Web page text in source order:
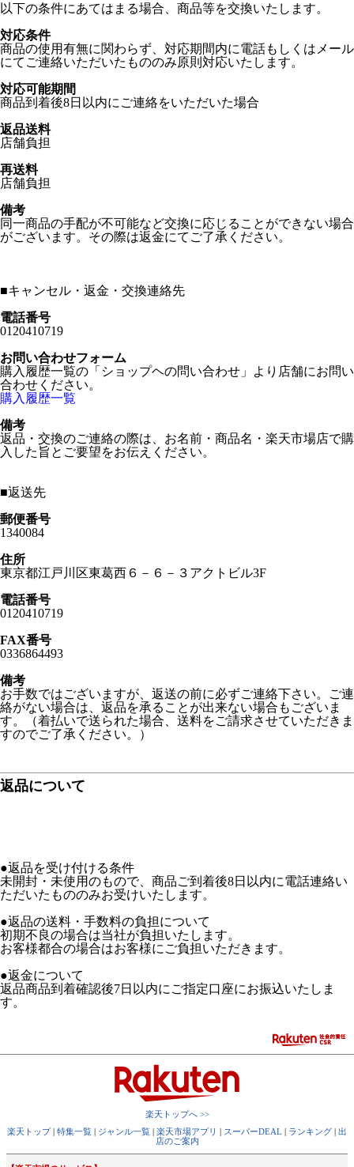
以下の条件にあてはまる場合、商品等を交換いたします。
対応条件
商品の使用有無に関わらず、対応期間内に電話もしくはメール
にてご連絡いただいたもののみ原則対応いたします。
対応可能期間
商品到着後8日以内にご連絡をいただいた場合
返品送料
店舗負担
再送料
店舗負担
備考
同一商品の手配が不可能など交換に応じることができない場合
がございます。その際は返金にてご了承ください。
■キャンセル・返金・交換連絡先
電話番号
0120410719
お問い合わせフォーム
購入履歴一覧の「ショップヘの問い合わせ」より店舗にお問い
合わせください。
購入履歴一覧
備考
返品・交換のご連絡の際は、お名前・商品名・楽天市場店で購
入した旨とご要望をお伝えください。
■返送先
郵便番号
1340084
住所
東京都江戸川区東葛西６－６－３アクトビル3F
電話番号
0120410719
FAX番号
0336864493
備考
お手数ではございますが、返送の前に必ずご連絡下さい。ご連
絡がない場合は、返品を承ることが出来ない場合もございま
す。（着払いで送られた場合、送料をご請求させていただきま
すのでご了承ください。）
返品について
●返品を受け付ける条件
未開封・未使用のもので、商品ご到着後8日以内に電話連絡い
ただいたもののみお受けいたします。
●返品の送料・手数料の負担について
初期不良の場合は当社が負担いたします。
お客様都合の場合はお客様にご負担いただきます。
●返金について
返品商品到着確認後7日以内にご指定口座にお振込いたしま
す。
楽天トップへ >>
楽天トップ| 特集一覧 | ジャンル一覧 | 楽天市場アプリ | スーパーDEAL | ランキング | 出
店のご案内